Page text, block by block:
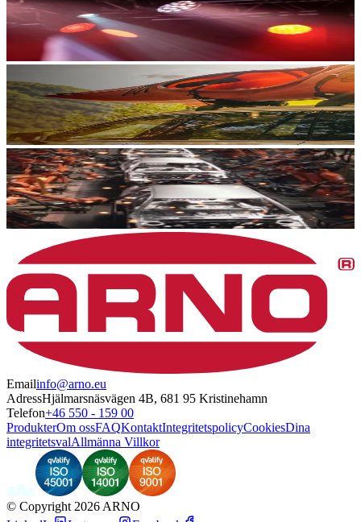
Emailinfo@arno.eu
AdressHjälmarsnäsvägen 4B, 681 95 Kristinehamn
Telefon+46 550 - 159 00
ProdukterOm ossFAQKontaktIntegritetspolicyCookiesDina
integritetsvalAllmänna Villkor
© Copyright 2026 ARNO